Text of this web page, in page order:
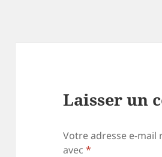
Laisser un
Votre adresse e-mail
avec*